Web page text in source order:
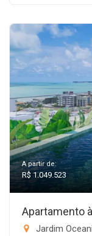
A partir de:
R$ 1.049.523
Apartamento
Jardim